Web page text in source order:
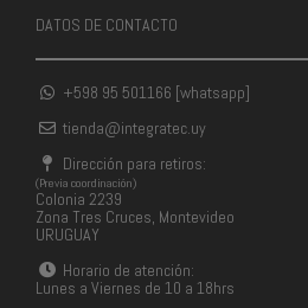
DATOS DE CONTACTO
+598 95 501166 [whatsapp]
tienda@integratec.uy
Dirección para retiros:
(Previa coordinación)
Colonia 2239
Zona Tres Cruces, Montevideo
URUGUAY
Horario de atención:
Lunes a Viernes de 10 a 18hrs